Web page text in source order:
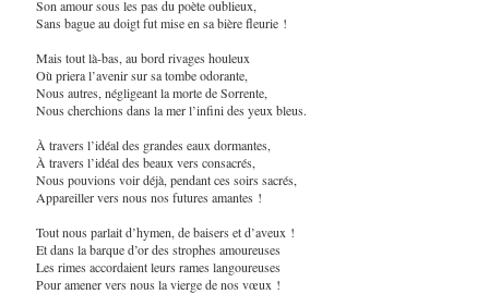
Son amour sous les pas du poète oublieux,
Sans bague au doigt fut mise en sa bière fleurie !
Mais tout là-bas, au bord rivages houleux
Où priera l’avenir sur sa tombe odorante,
Nous autres, négligeant la morte de Sorrente,
Nous cherchions dans la mer l’infini des yeux bleus.
À travers l’idéal des grandes eaux dormantes,
À travers l’idéal des beaux vers consacrés,
Nous pouvions voir déjà, pendant ces soirs sacrés,
Appareiller vers nous nos futures amantes !
Tout nous parlait d’hymen, de baisers et d’aveux !
Et dans la barque d’or des strophes amoureuses
Les rimes accordaient leurs rames langoureuses
Pour amener vers nous la vierge de nos vœux !